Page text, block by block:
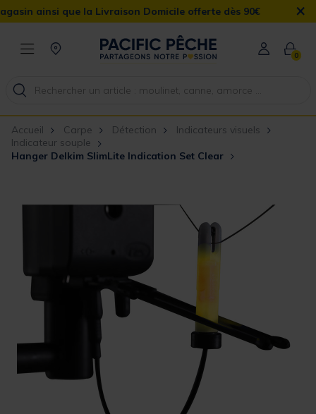
que la Livraison Domicile offerte dès 90€ ×
0
Accueil Carpe Détection
Indicateurs visuels
Indicateur souple
Hanger Delkim SlimLite Indication Set Clear